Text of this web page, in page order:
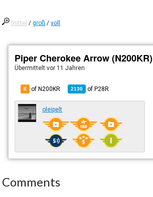
mittel /groß /voll
Piper Cherokee Arrow (N200KR)
Übermitteltvor 11 Jahren
6 of N200KR 2130 ofP28R
oleipelt
Comments